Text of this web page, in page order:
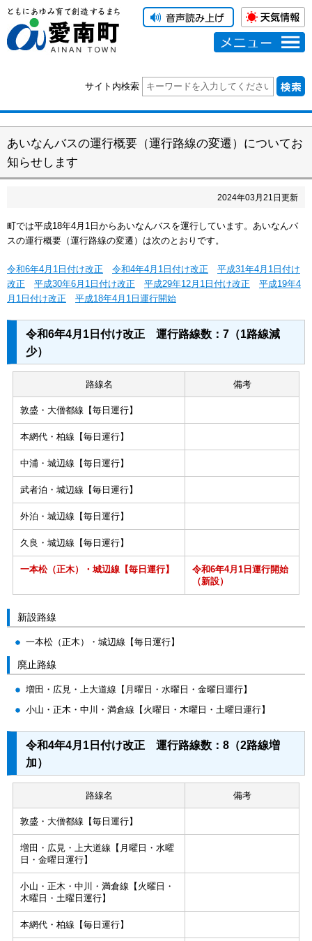
メニュー
サイト内検索
あいなんバスの運行概要（運行路線の変遷）についてお
知らせします
2024年03月 21 日更新
町では平成18年4月1日からあいなんバスを運行しています。あいなんバ
スの運行概要（運行路線の変遷）は次のとおりです。
令和6年4月1日付け改正 令和4年4月1日付け改正
平成31年4月1日付け
改正
平成30年6月1日付け改正 平成29年12月1日付け改正
平成19年4
月1日付け改正
平成18年4月1日運行開始
令和6年4月1日付け改正 運行路線数：7（1路線減
少）
路線名 備考
敦盛・大僧都線【毎日運行】
本網代・柏線【毎日運行】
中浦・城辺線【毎日運行】
武者泊・城辺線【毎日運行】
外泊・城辺線【毎日運行】
久良・城辺線【毎日運行】
一本松（正木）・城辺線【毎日運行】
令和6年4月1日運行開始
（新設）
新設路線
一本松（正木）・城辺線【毎日運行】
廃止路線
増田・広見・上大道線【月曜日・水曜日・金曜日運行】
小山・正木・中川・満倉線【火曜日・木曜日・土曜日運行】
令和4年4月1日付け改正 運行路線数：8（2路線増
加）
路線名 備考
敦盛・大僧都線【毎日運行】
増田・広見・上大道線【月曜日・水曜
日・金曜日運行】
小山・正木・中川・満倉線【火曜日・
木曜日・土曜日運行】
本網代・柏線【毎日運行】